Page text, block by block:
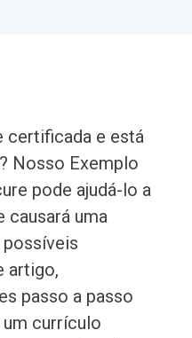
certificada e está
Nosso Exemplo
pode ajudá-lo a
causará uma
artigo,
passo a passo
currículo